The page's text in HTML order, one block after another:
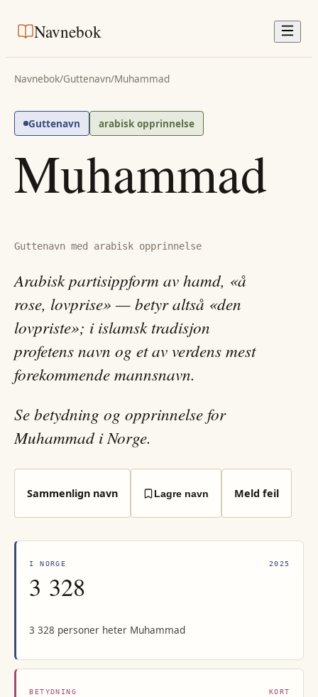
Navnebok
Navnebok/Guttenavn/Muhammad
Guttenavn arabisk opprinnelse
Muhammad
Guttenavn med arabisk opprinnelse
Arabisk partisippform av hamd, «å
rose, lovprise» — betyr altså «den
lovpriste»; i islamsk tradisjon
profetens navn og et av verdens mest
forekommende mannsnavn.
Se betydning og opprinnelse for
Muhammad i Norge.
Sammenlign navn Lagre navn Meld feil
I NORGE 2025
3 328
3 328 personer heter Muhammad
BETYDNING KORT